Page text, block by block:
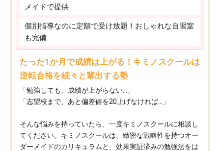
メイドで提供
個別指導なのに定額で受け放題！おしゃれな自習室
も完備
たった1か月で成績は上がる！キミノスクールは
逆転合格を続々と輩出する塾
「勉強しても、成績が上がらない…」
「志望校まで、あと偏差値を20上げなければ…」
そんな悩みを持っていたら、一度キミノスクールに相談し
てください。キミノスクールは、緻密な戦略性を持つオー
ダーメイドのカリキュラムと、効果実証済みの勉強法をは